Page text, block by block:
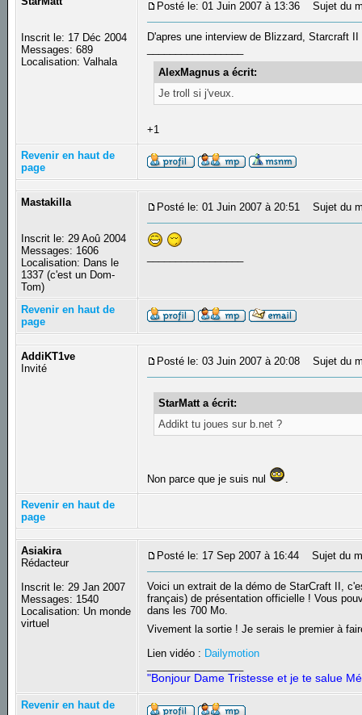
Inscrit le: 17 Déc 2004
Messages: 689
Localisation: Valhala
Posté le: 01 Juin 2007 à 13:36 Sujet du
D'apres une interview de Blizzard, Starcraft
AlexMagnus a écrit:
Je troll si j'veux.
+1
Revenir en haut de
page
Mastakilla
Inscrit le: 29 Aoû 2004
Messages: 1606
Localisation: Dans le
1337 (c'est un Dom-
Tom)
Posté le: 01 Juin 2007 à 20:51 Sujet du
Revenir en haut de
page
AddiKT1ve
Invité
Posté le: 03 Juin 2007 à 20:08 Sujet du
StarMatt a écrit:
Addikt tu joues sur b.net ?
Non parce que je suis nul
Revenir en haut de
page
Asiakira
Rédacteur
Inscrit le: 29 Jan 2007
Messages: 1540
Localisation: Un monde
virtuel
Posté le: 17 Sep 2007 à 16:44 Sujet du
Voici un extrait de la démo de StarCraft II,
français) de présentation officielle ! Vous
dans les 700 Mo.
Vivement la sortie ! Je serais le premier à
Lien vidéo : Dailymotion
"Bonjour Dame Tristesse et je te salue
Revenir en haut de